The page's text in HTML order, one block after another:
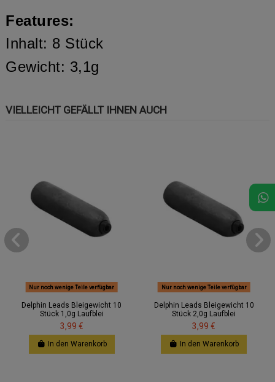
Features:
Inhalt: 8 Stück
Gewicht: 3,1g
VIELLEICHT GEFÄLLT IHNEN AUCH
Nur noch wenige Teile verfügbar
Delphin Leads Bleigewicht 10
Stück 1,0g Laufblei
3,99 €
In den Warenkorb
Nur noch wenige Teile verfügbar
Delphin Leads Bleigewicht 10
Stück 2,0g Laufblei
3,99 €
In den Warenkorb